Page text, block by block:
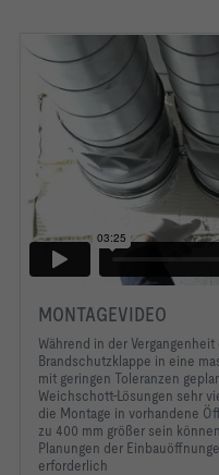
MONTAGEVIDEO
Während in der
Brandschutzklappe in eine
mit geringen Toleranzen
Weichschott-Lösungen sehr
die Montage in vorhandene
zu 400 mm größer sein
Planungen der
erforderlich